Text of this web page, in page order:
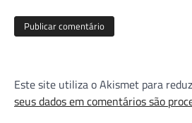
Este site utiliza o Akismet para
seus dados em comentários são